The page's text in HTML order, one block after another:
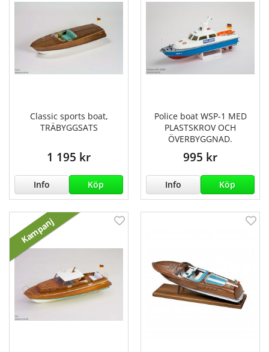
Classic sports boat,
TRÄBYGGSATS
1 195 kr
Info Köp
Police boat WSP-1 MED
PLASTSKROV OCH
ÖVERBYGGNAD.
995 kr
Info Köp
Kampanj